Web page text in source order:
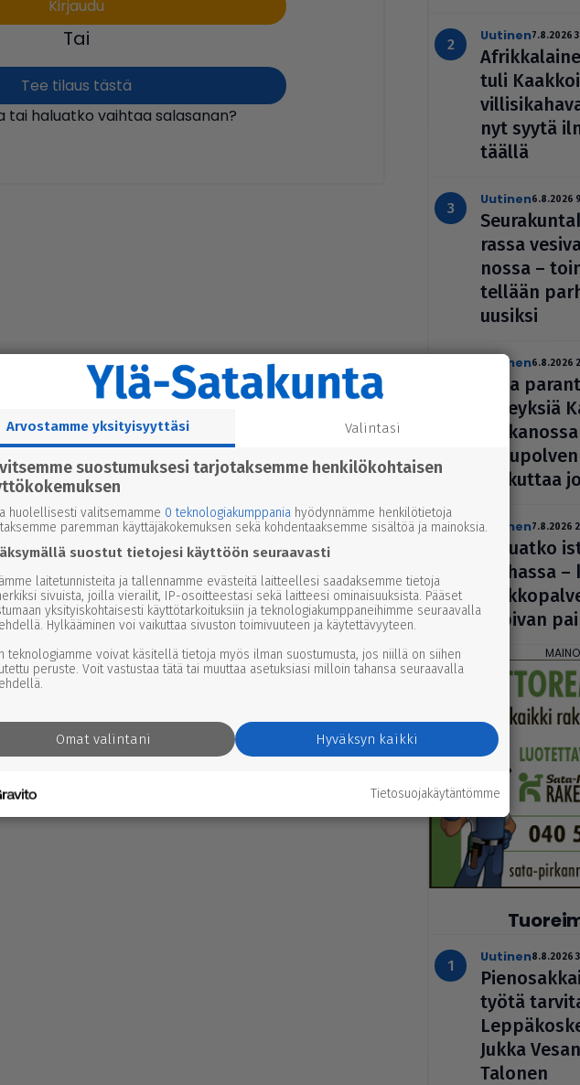
Tai
Tee tilaus tästä
tai haluatko vaihtaa salasanan?
uutinen7.8.2026
tuli
nyt syytä
täällä
uutinen6.8.2026
rassa
nossa –
tel­lään
uusiksi
uutinen6.8.2026
Elisa
yhteyksiä
kolkuttaa
uutinen7.8.2026
Haluatko
rauhassa
sopivan
uutinen8.8.2026
työtä
Jukka
Talonen
Arvostamme yksityisyyttäsi Valintasi
suostumuksesi tarjotaksemme henkilökohtaisen
huolellisesti valitsemamme 0 teknologiakumppania hyödynnämme henkilötietoja
paremman käyttäjäkokemuksen sekä kohdentaaksemme sisältöä ja mainoksia.
suostut tietojesi käyttöön seuraavasti
laitetunnisteita ja tallennamme evästeitä laitteellesi saadaksemme tietoja
sivuista, joilla vierailit, IP-osoitteestasi sekä laitteesi ominaisuuksista. Pääset
yksityiskohtaisesti käyttötarkoituksiin ja teknologiakumppaneihimme seuraavalla
Hylkääminen voi vaikuttaa sivuston toimivuuteen ja käytettävyyteen.
teknologiamme voivat käsitellä tietoja myös ilman suostumusta, jos niillä on siihen
peruste. Voit vastustaa tätä tai muuttaa asetuksiasi milloin tahansa seuraavalla
Hyväksyn kaikki
Omat valintani
Tietosuojakäytäntömme